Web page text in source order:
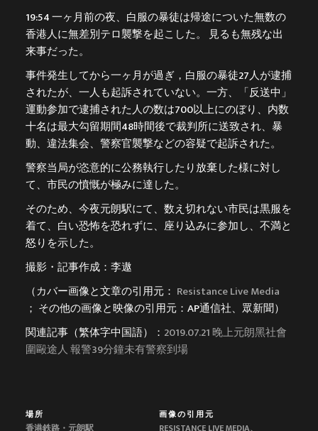
19:54 一ヶ月前の夜、白服の暴徒は帰途についた無数の
香港人に無差別テロ襲撃を起こした。 見るも無残な出
来事だった。
事件発生してから一ヶ月が過ぎ，白服の暴徒27人が逮捕
されたが、一人も起訴されていない。一方、「反送中」
運動参加で逮捕された人の数は700以上にのぼり、内数
十名は最大勾留期間48時間後で裁判所に送致され、暴
動、違法集会、警察官襲撃などの容疑で起訴された。
警察当局が恣意的に公務執行したり放棄した様に対し
て、市民の憤慨が極みに達した。
そのため、今夜元朗駅にて、数え切れない市民は黒服を
着て、白い恐怖を恐れずに、座り込みに参加し、不満と
怒りを示した。
撮影・記事作成：李遨
（カバー画像と文章の引用元： Resistance Live Media
； その他の画像と映像の引用元：AP通信社、眾新聞）
関連記事（繁体字中国語）： 2019.07.21 晚上元朗黑社會
圍毆途人 報警39分鐘未有警察到場
場所
香港鉄路・元朗駅
画像の引用元
RESISTANCE LIVE MEDIA、